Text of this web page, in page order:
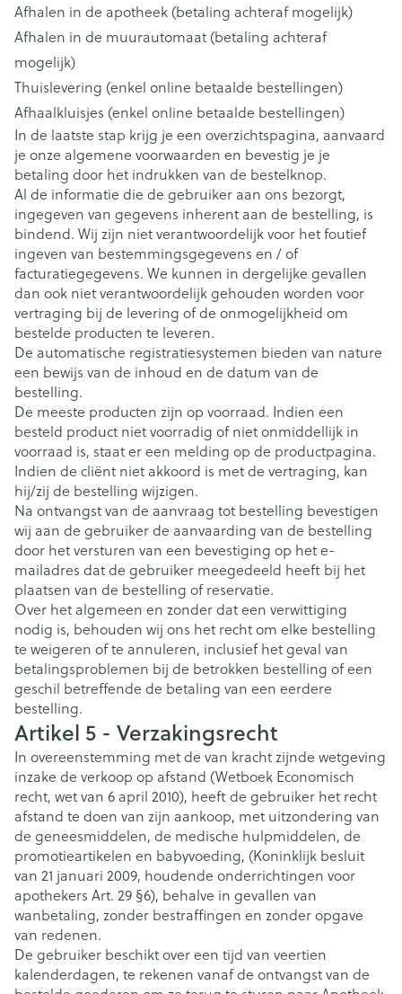
Afhalen in de apotheek (betaling achteraf mogelijk)
Afhalen in de muurautomaat (betaling achteraf
mogelijk)
Thuislevering (enkel online betaalde bestellingen)
Afhaalkluisjes (enkel online betaalde bestellingen)
In de laatste stap krijg je een overzichtspagina, aanvaard
je onze algemene voorwaarden en bevestig je je
betaling door het indrukken van de bestelknop.
Al de informatie die de gebruiker aan ons bezorgt,
ingegeven van gegevens inherent aan de bestelling, is
bindend. Wij zijn niet verantwoordelijk voor het foutief
ingeven van bestemmingsgegevens en / of
facturatiegegevens. We kunnen in dergelijke gevallen
dan ook niet verantwoordelijk gehouden worden voor
vertraging bij de levering of de onmogelijkheid om
bestelde producten te leveren.
De automatische registratiesystemen bieden van nature
een bewijs van de inhoud en de datum van de
bestelling.
De meeste producten zijn op voorraad. Indien een
besteld product niet voorradig of niet onmiddellijk in
voorraad is, staat er een melding op de productpagina.
Indien de cliënt niet akkoord is met de vertraging, kan
hij/zij de bestelling wijzigen.
Na ontvangst van de aanvraag tot bestelling bevestigen
wij aan de gebruiker de aanvaarding van de bestelling
door het versturen van een bevestiging op het e-
mailadres dat de gebruiker meegedeeld heeft bij het
plaatsen van de bestelling of reservatie.
Over het algemeen en zonder dat een verwittiging
nodig is, behouden wij ons het recht om elke bestelling
te weigeren of te annuleren, inclusief het geval van
betalingsproblemen bij de betrokken bestelling of een
geschil betreffende de betaling van een eerdere
bestelling.
Artikel 5 - Verzakingsrecht
In overeenstemming met de van kracht zijnde wetgeving
inzake de verkoop op afstand (Wetboek Economisch
recht, wet van 6 april 2010), heeft de gebruiker het recht
afstand te doen van zijn aankoop, met uitzondering van
de geneesmiddelen, de medische hulpmiddelen, de
promotieartikelen en babyvoeding, (Koninklijk besluit
van 21 januari 2009, houdende onderrichtingen voor
apothekers Art. 29 §6), behalve in gevallen van
wanbetaling, zonder bestraffingen en zonder opgave
van redenen.
De gebruiker beschikt over een tijd van veertien
kalenderdagen, te rekenen vanaf de ontvangst van de